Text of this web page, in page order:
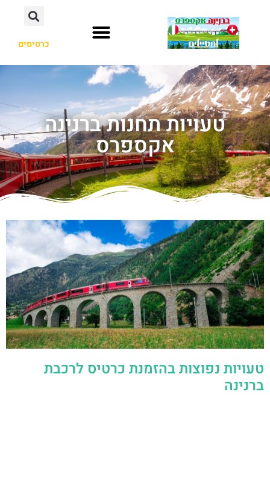
כרטיסים
טעויות תחנות ברנינה
אקספרס
טעויות נפוצות בהזמנת כרטיס לרכבת
ברנינה